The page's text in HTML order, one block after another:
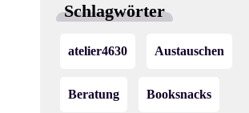
Schlagwörter
atelier4630 Austauschen
Beratung Booksnacks